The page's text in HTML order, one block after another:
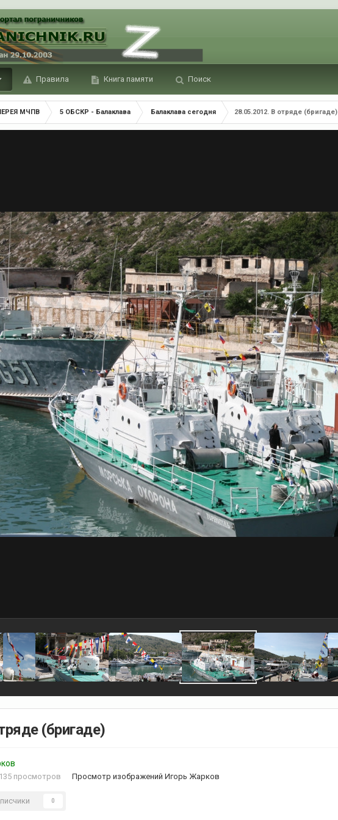
Правила Книга памяти Поиск
МЧПВ 5 ОБСКР - Балаклава Балаклава сегодня 28.05.2012. В отряде (бригаде)
(бригаде)
просмотров Просмотр изображений Игорь Жарков
0